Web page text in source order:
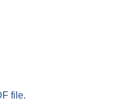
file.